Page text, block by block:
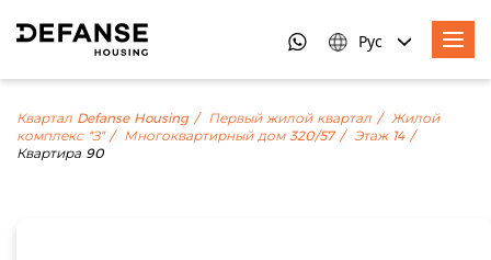
Рус
Квартал Defanse Housing Первый жилой квартал
Жилой
комплекс "З"
Многоквартирный дом 320/57
Этаж 14
Квартира 90